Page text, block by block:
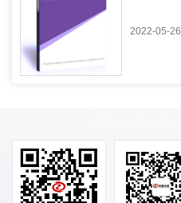
2022-05-26